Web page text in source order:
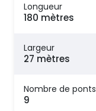
Longueur
180 mètres
Largeur
27 mètres
Nombre de ponts
9